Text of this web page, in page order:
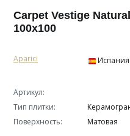
Carpet Vestige Natural
100x100
Aparici Испания
Артикул:
Тип плитки:
Поверхность:
Матовая